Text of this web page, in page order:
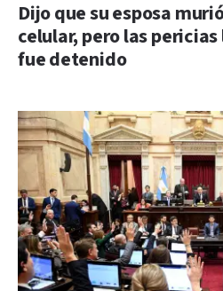
Dijo que su esposa
celular, pero las
fue detenido